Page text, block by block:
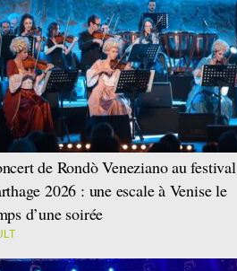
de Rondò Veneziano au festival
2026 : une escale à Venise le
d’une soirée